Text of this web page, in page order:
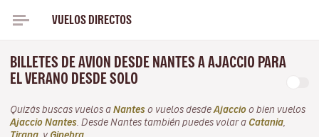
VUELOS DIRECTOS
BILLETES DE AVION DESDE NANTES A AJACCIO PARA
EL VERANO DESDE SOLO
Quizás buscas vuelos a Nantes o vuelos desde Ajaccio o bien vuelos
Ajaccio Nantes . Desde Nantes también puedes volar a Catania